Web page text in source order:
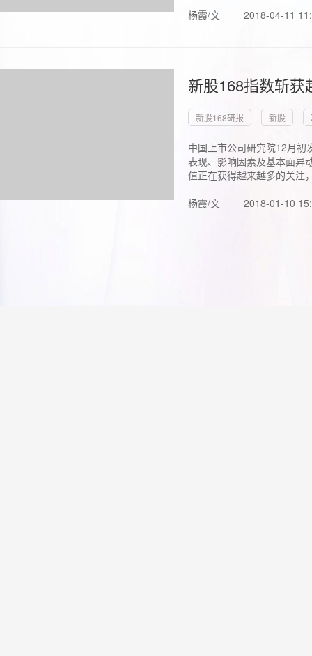
杨霞/文 2018-04-11
新股168指数斩
新股168研报 新股
中国上市公司研究院12月初
表现、影响因素及基本面异
值正在获得越来越多的关注
杨霞/文
2018-01-10